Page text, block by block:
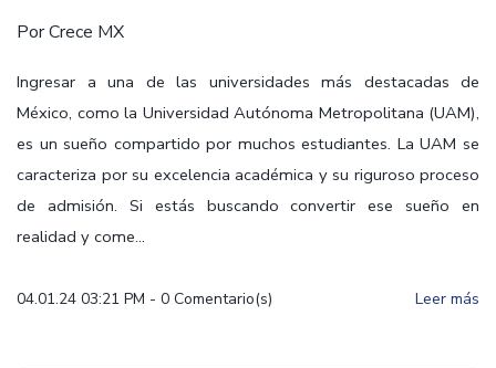
PorCrece MX
Ingresar a una de las universidades más destacadas de
México, como la Universidad Autónoma Metropolitana (UAM),
es un sueño compartido por muchos estudiantes. La UAM se
caracteriza por su excelencia académica y su riguroso proceso
de admisión. Si estás buscando convertir ese sueño en
realidad y come...
04.01.24 03:21 PM - 0 Comentario(s) Leer más